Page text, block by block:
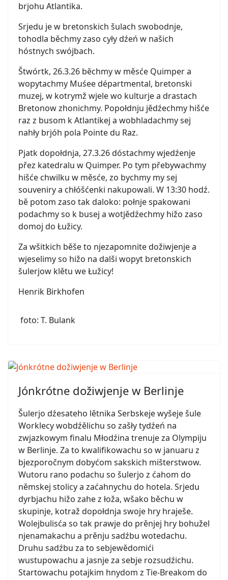
brjohu Atlantika.
Srjedu je w bretonskich šulach swobodnje,
tohodla běchmy zaso cyły dźeń w našich
hóstnych swójbach.
Štwórtk, 26.3.26 běchmy w měsće Quimper a
wopytachmy Muśee départmental, bretonski
muzej, w kotrymž wjele wo kulturje a drastach
Bretonow zhonichmy. Popołdnju jědźechmy hišće
raz z busom k Atlantikej a wobhladachmy sej
nahły brjóh pola Pointe du Raz.
Pjatk dopołdnja, 27.3.26 dóstachmy wjedźenje
přez katedralu w Quimper. Po tym přebywachmy
hišće chwilku w měsće, zo bychmy my sej
souveniry a chłóšćenki nakupowali. W 13:30 hodź.
bě potom zaso tak daloko: połnje spakowani
podachmy so k busej a wotjědźechmy hižo zaso
domoj do Łužicy.
Za wšitkich běše to njezapomnite dožiwjenje a
wjeselimy so hižo na dalši wopyt bretonskich
šulerjow klětu we Łužicy!
Henrik Birkhofen
foto: T. Bulank
Jónkrótne dožiwjenje w Berlinje
Šulerjo dźesateho lětnika Serbskeje wyšeje šule
Worklecy wobdźělichu so zašły tydźeń na
zwjazkowym finalu Młodźina trenuje za Olympiju
w Berlinje. Za to kwalifikowachu so w januaru z
bjezporočnym dobyćom sakskich mišterstwow.
Wutoru rano podachu so šulerjo z ćahom do
němskej stolicy a zaćahnychu do hotela. Srjedu
dyrbjachu hižo zahe z łoža, wšako běchu w
skupinje, kotraž dopołdnja swoje hry hraješe.
Wolejbulisća so tak prawje do prěnjej hry bohužel
njenamakachu a prěnju sadźbu wotedachu.
Druhu sadźbu za to sebjewědomići
wustupowachu a jasnje za sebje rozsudźichu.
Startowachu potajkim hnydom z Tie-Breakom do